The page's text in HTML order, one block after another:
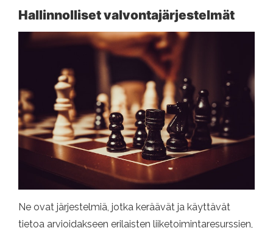
Hallinnolliset valvontajärjestelmät
Ne ovat järjestelmiä, jotka keräävät ja käyttävät
tietoa arvioidakseen erilaisten liiketoimintaresurssien,